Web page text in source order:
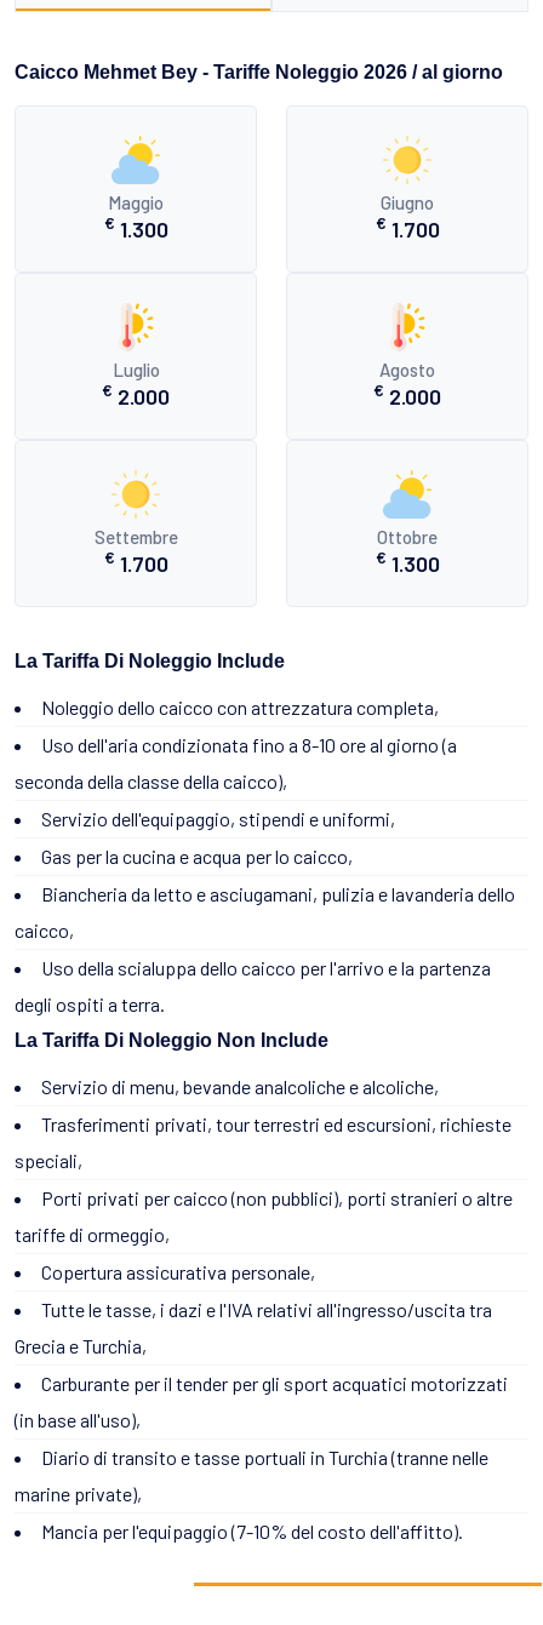
Caicco Mehmet Bey - Tariffe Noleggio 2026 / al giorno
Maggio
€ 1.300
Giugno
€ 1.700
Luglio
€ 2.000
Agosto
€ 2.000
Settembre
€ 1.700
Ottobre
€ 1.300
La Tariffa Di Noleggio Include
Noleggio dello caicco con attrezzatura completa,
Uso dell'aria condizionata fino a 8-10 ore al giorno (a
seconda della classe della caicco),
Servizio dell'equipaggio, stipendi e uniformi,
Gas per la cucina e acqua per lo caicco,
Biancheria da letto e asciugamani, pulizia e lavanderia dello
caicco,
Uso della scialuppa dello caicco per l'arrivo e la partenza
degli ospiti a terra.
La Tariffa Di Noleggio Non Include
Servizio di menu, bevande analcoliche e alcoliche,
Trasferimenti privati, tour terrestri ed escursioni, richieste
speciali,
Porti privati per caicco (non pubblici), porti stranieri o altre
tariffe di ormeggio,
Copertura assicurativa personale,
Tutte le tasse, i dazi e l'IVA relativi all'ingresso/uscita tra
Grecia e Turchia,
Carburante per il tender per gli sport acquatici motorizzati
(in base all'uso),
Diario di transito e tasse portuali in Turchia (tranne nelle
marine private),
Mancia per l'equipaggio (7-10% del costo dell'affitto).